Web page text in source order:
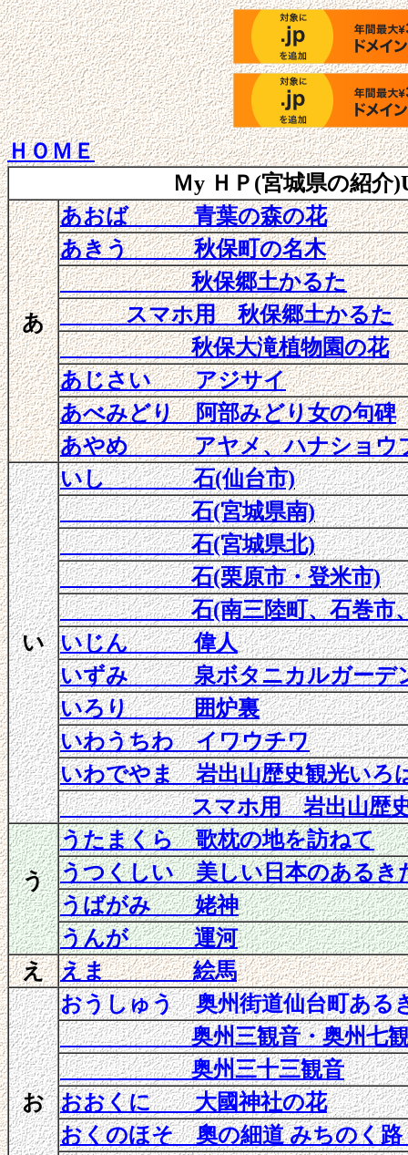
ＨＯＭＥ
Ｍy ＨＰ(宮城県の紹介
あ
あおば 青葉の森の花
あきう 秋保町の名木
秋保郷土かるた
スマホ用 秋保郷土かるた
秋保大滝植物園の花
あじさい アジサイ
あべみどり 阿部みどり女の句碑
あやめ アヤメ、ハナショウ
い
いし 石(仙台市)
石(宮城県南)
石(宮城県北)
石(栗原市・登米市)
石(南三陸町、石巻市、
いじん 偉人
いずみ 泉ボタニカルガーデ
いろり 囲炉裏
いわうちわ イワウチワ
いわでやま 岩出山歴史観光いろ
スマホ用 岩出山歴史観
う
うたまくら 歌枕の地を訪ねて
うつくしい 美しい日本のあるき
うばがみ 姥神
うんが 運河
え
えま 絵馬
お
おうしゅう 奥州街道仙台町ある
奥州三観音・奥州七観
奥州三十三観音
おおくに 大國神社の花
おくのほそ 奧の細道 みちのく